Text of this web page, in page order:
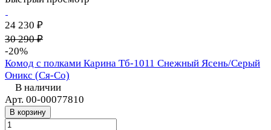
24 230 ₽
30 290 ₽
-20%
Комод с полками Карина Тб-1011 Снежный Ясень/Серый
Оникс (Ся-Со)
В наличии
Арт. 00-00077810
В корзину